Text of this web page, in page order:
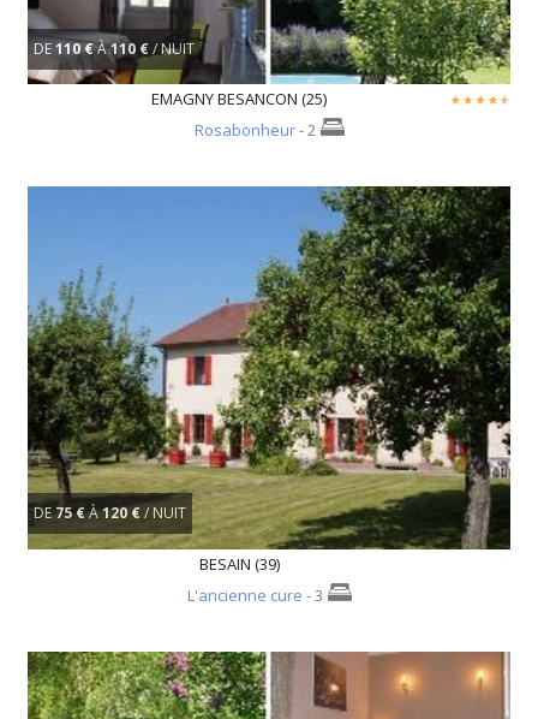
DE110 €À110 €/ NUIT
EMAGNY BESANCON (25)
Rosabonheur- 2
DE75 €À120 €/ NUIT
BESAIN (39)
L'ancienne cure - 3